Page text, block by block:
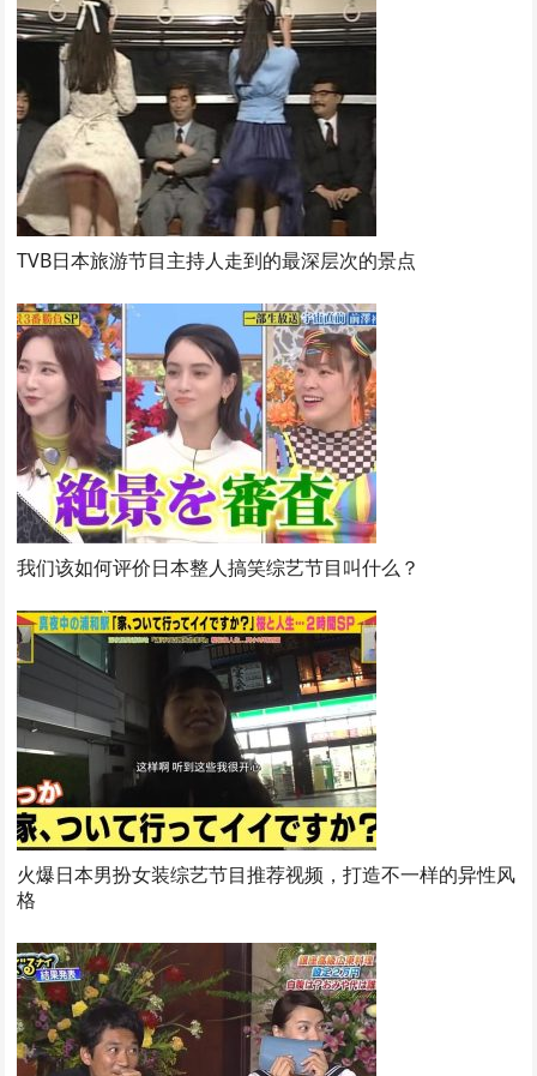
TVB日本旅游节目主持人走到的最深层次的景点
我们该如何评价日本整人搞笑综艺节目叫什么？
火爆日本男扮女装综艺节目推荐视频，打造不一样的异性风
格